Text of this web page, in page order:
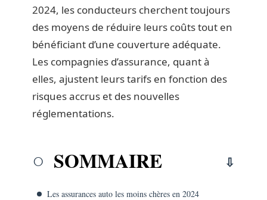
2024, les conducteurs cherchent toujours
des moyens de réduire leurs coûts tout en
bénéficiant d’une couverture adéquate.
Les compagnies d’assurance, quant à
elles, ajustent leurs tarifs en fonction des
risques accrus et des nouvelles
réglementations.
SOMMAIRE
Les assurances auto les moins chères en 2024